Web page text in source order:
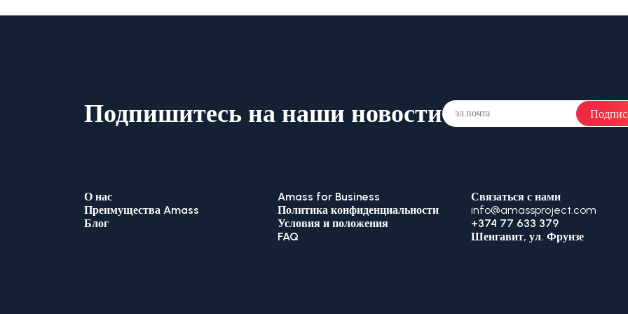
Подпишитесь на наши новости
О нас
Преимущества Amass
Блог
Amass for Business
Политика конфиденциальности
Условия и положения
FAQ
Связаться с нами
info@amassproject.com
+374 77 633 379
Шенгавит, ул. Фрунзе